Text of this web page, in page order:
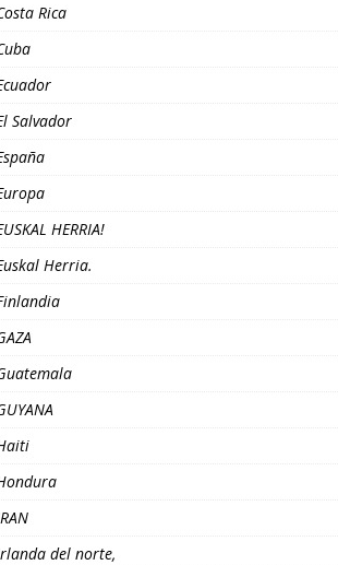
Rica
Salvador
HERRIA!
Herria.
del norte,